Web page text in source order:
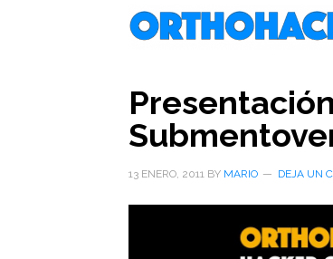
13 ENERO, 2011 BY MARIO DEJA UN